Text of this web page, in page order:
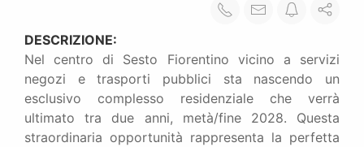
DESCRIZIONE:
Nel centro di Sesto Fiorentino vicino a servizi
negozi e trasporti pubblici sta nascendo un
esclusivo complesso residenziale che verrà
ultimato tra due anni, metà/fine 2028. Questa
straordinaria opportunità rappresenta la perfetta